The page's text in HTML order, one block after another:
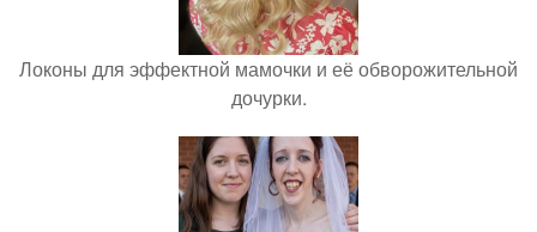
Локоны для эффектной мамочки и её обворожительной
дочурки.